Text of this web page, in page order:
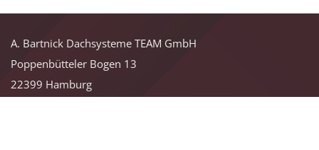
A. Bartnick Dachsysteme TEAM GmbH
Poppenbütteler Bogen 13
22399 Hamburg